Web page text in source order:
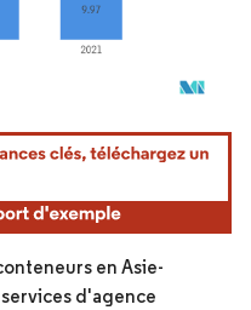
une attribution sous CC BY
en Asie-
d'agence